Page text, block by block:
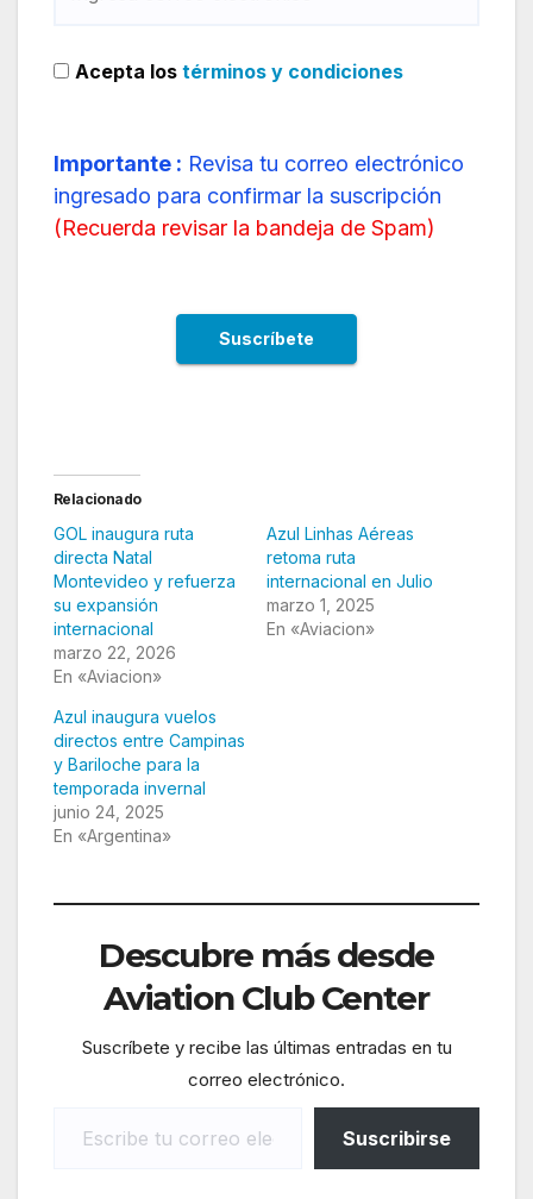
Acepta los términos y condiciones
Importante : Revisa tu correo electrónico
ingresado para confirmar la suscripción
(Recuerda revisar la bandeja de Spam)
Relacionado
GOL inaugura ruta
directa Natal
Montevideo y refuerza
su expansión
internacional
marzo 22, 2026
En «Aviacion»
Azul Linhas Aéreas
retoma ruta
internacional en Julio
marzo 1, 2025
En «Aviacion»
Azul inaugura vuelos
directos entre Campinas
y Bariloche para la
temporada invernal
junio 24, 2025
En «Argentina»
Descubre más desde
Aviation Club Center
Suscríbete y recibe las últimas entradas en tu
correo electrónico.
Suscribirse